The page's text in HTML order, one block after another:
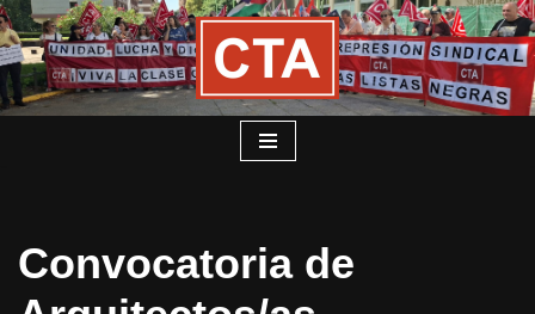
Saltar
al
contenido
Convocatoria de